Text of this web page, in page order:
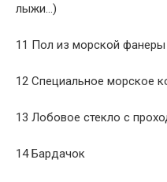
лыжи…)
11 Пол из морской фанеры
12 Специальное морское
13 Лобовое стекло с
14 Бардачок